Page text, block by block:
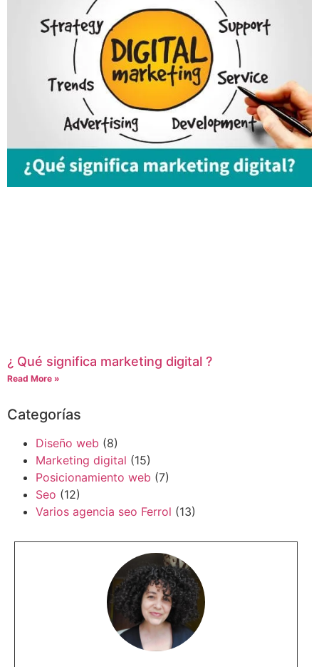
¿ Qué significa marketing digital ?
Read More »
Categorías
Diseño web (8)
Marketing digital (15)
Posicionamiento web (7)
Seo (12)
Varios agencia seo Ferrol (13)